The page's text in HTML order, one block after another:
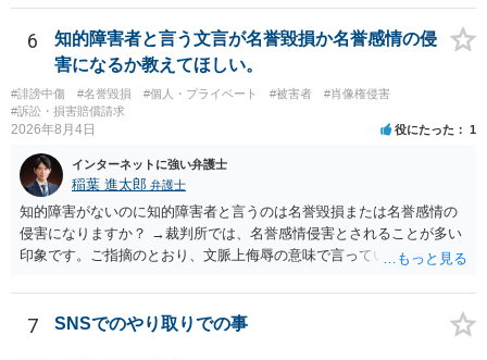
の同意があれば別です。また、単に制作を担当した事実を記載した
り、公開中のサイトへリンクしたりする行為まで当然に禁止できると
は限りません。 人物写真については、通常のSNSへの無断掲載と同
様、掲載目的、態様、必要性、本人の特定可能性等から判断されま
す。営業目的であり、本人も掲載を拒否していることは、違法性を認
める方向の事情となりますが、自動的に肖像権侵害となるわけではあ
を確認したうえで、「提供素材及びこれを含む画面の複製・SNS掲載
を許諾しない」と書面で明確に通知することをお勧めします。すでに
掲載された場合は、URL、掲載日時、画面を保存してから削除を求め
てください。
6
知的障害者と言う文言が名誉毀損か名誉感情の侵
害になるか教えてほしい。
#誹謗中傷 #名誉毀損 #個人・プライベート #被害者
#肖像権侵害
#訴訟・損害賠償請求
2026年8月4日 役にたった 1
インターネットに強い弁護士
稲葉 進太郎 弁護士
知的障害がないのに知的障害者と言うのは名誉毀損または名誉感情の
侵害になりますか？ →裁判所では、名誉感情侵害とされることが多い
印象です。ご指摘のとおり、文脈上侮辱の意味で言っている点も加味
7 SNSでのやり取りでの事